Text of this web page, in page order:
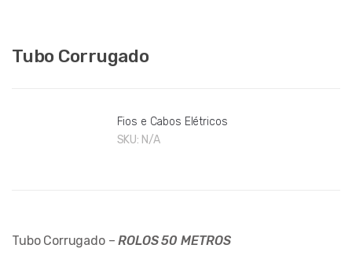
Tubo Corrugado
Fios e Cabos Elétricos
SKU: N/A
Tubo Corrugado –ROLOS 50 METROS